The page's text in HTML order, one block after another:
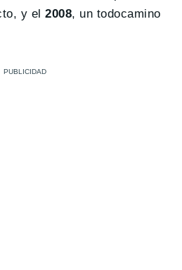
y el2008, un todocamino